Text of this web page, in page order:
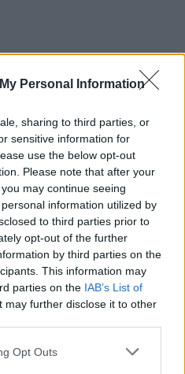
Personal Information
sharing to third parties, or
sensitive information for
use the below opt-out
Please note that after your
may continue seeing
information utilized by
to third parties prior to
opt-out of the further
by third parties on the
This information may
parties on the IAB’s List of
may further disclose it to other
uses one or more Google
Opt Outs